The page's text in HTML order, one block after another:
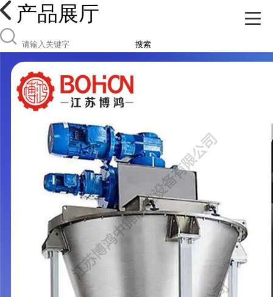
产品展厅
搜索